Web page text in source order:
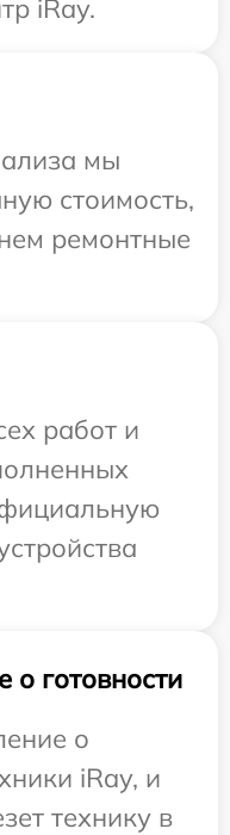
iRay.
мы
стоимость,
ремонтные
работ и
готовности
о
iRay, и
технику в